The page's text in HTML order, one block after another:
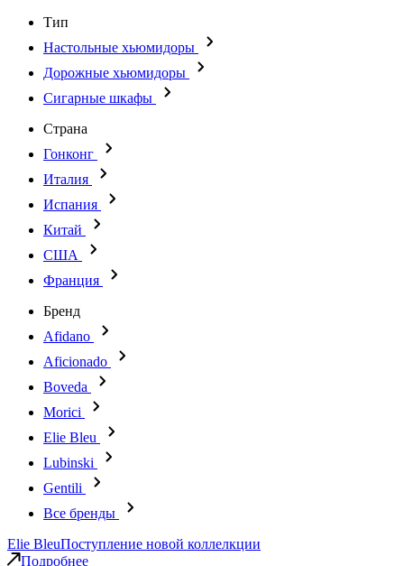
Тип
Настольные хьюмидоры
Дорожные хьюмидоры
Сигарные шкафы
Страна
Гонконг
Италия
Испания
Китай
США
Франция
Бренд
Afidano
Aficionado
Boveda
Morici
Elie Bleu
Lubinski
Gentili
Все бренды
Elie BleuПоступление новой коллелкции
Подробнее